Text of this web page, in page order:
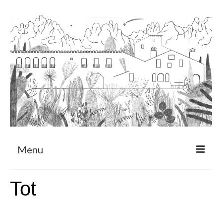
Menu
Programa de Residència
Tot